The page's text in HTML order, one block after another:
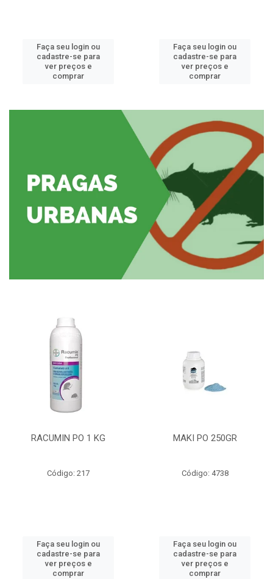
Faça seu login ou
cadastre-se para
ver preços e
comprar
Faça seu login ou
cadastre-se para
ver preços e
comprar
RACUMIN PO 1 KG
Código: 217
Faça seu login ou
cadastre-se para
ver preços e
comprar
MAKI PO 250GR
Código: 4738
Faça seu login ou
cadastre-se para
ver preços e
comprar